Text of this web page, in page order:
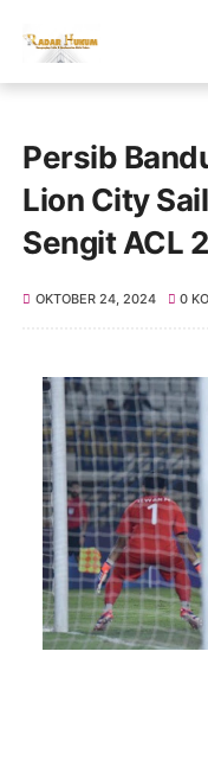
Persib
Lion City
Sengit ACL 2
OKTOBER 24, 2024 0